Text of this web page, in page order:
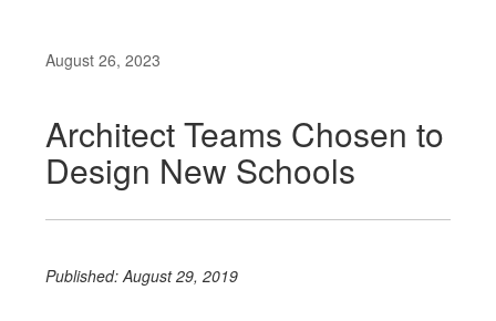
August 26, 2023
Architect Teams Chosen to
Design New Schools
Published: August 29, 2019